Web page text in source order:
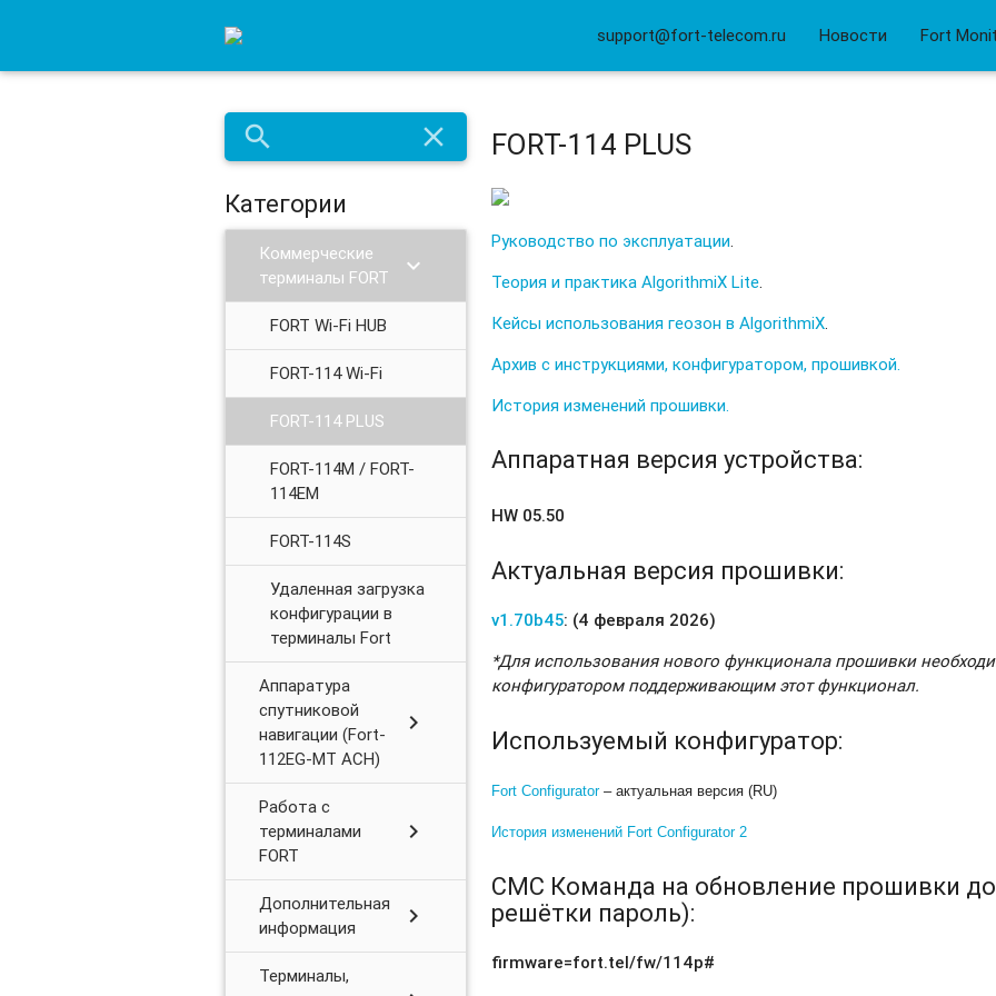
support@fort-telecom.ru Новости Fort
search close
Категории
Коммерческие
терминалы FORT
chevron_right
FORT Wi-Fi HUB
FORT-114 Wi-Fi
FORT-114 PLUS
FORT-114M / FORT-
114EM
FORT-114S
Удаленная загрузка
конфигурации в
терминалы Fort
Аппаратура
спутниковой
навигации (Fort-
112EG-MT АСН)
chevron_right
Работа с
терминалами
FORT
chevron_right
Дополнительная
информация
chevron_right
Терминалы,
FORT-114 PLUS
Руководство по эксплуатации
Теория и практика AlgorithmiX Lite
Кейсы использования геозон в AlgorithmiX
Архив с инструкциями, конфигуратором, прошивкой
История изменений прошивки.
Аппаратная версия устройства:
HW 05.50
Актуальная версия прошивки:
v1.70b45: (4 февраля 2026)
*Для использования нового функционала прошивки
конфигуратором поддерживающим этот функционал.
Используемый конфигуратор:
Fort Configurator – актуальная версия (RU)
История изменений Fort Configurator 2
СМС Команда на обновление прошивки до
решётки пароль):
firmware=fort.tel/fw/114p#